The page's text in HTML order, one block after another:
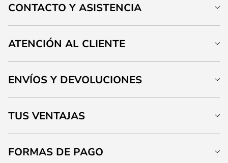
CONTACTO Y ASISTENCIA
ATENCIÓN AL CLIENTE
ENVÍOS Y DEVOLUCIONES
TUS VENTAJAS
FORMAS DE PAGO